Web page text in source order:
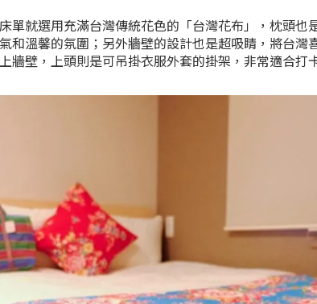
單就選用充滿台灣傳統花色的「台灣花布」，枕頭也
和溫馨的氛圍；另外牆壁的設計也是超吸睛，將台灣
牆壁，上頭則是可吊掛衣服外套的掛架，非常適合打